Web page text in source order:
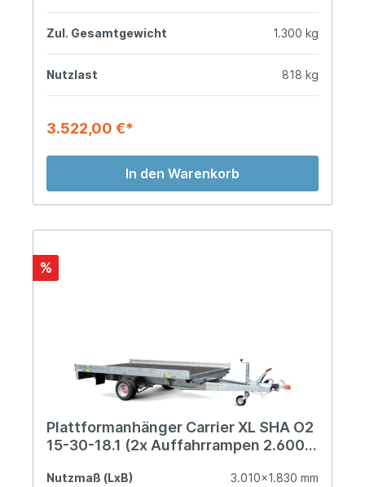
Zul. Gesamtgewicht 1.300 kg
Nutzlast 818 kg
3.522,00 €*
In den Warenkorb
%
Plattformanhänger Carrier XL SHA O2
15-30-18.1 (2x Auffahrrampen 2.600
Nutzmaß (LxB) 3.010x1.830 mm